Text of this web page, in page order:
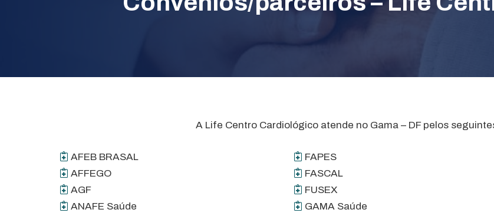
A Life Centro Cardiológico atende no Gama – DF pelos
AFEB BRASAL
AFFEGO
AGF
ANAFE Saúde
FAPES
FASCAL
FUSEX
GAMA Saúde